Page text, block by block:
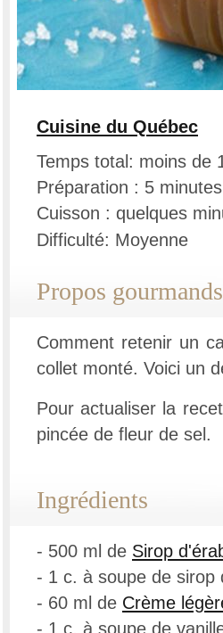
Cuisine du Québec
Temps total: moins de
Préparation : 5 minutes
Cuisson : quelques
Difficulté: Moyenne
Propos gourmands
Comment retenir un
collet monté. Voici un
Pour actualiser la
pincée de fleur de sel.
Ingrédients
- 500 ml de Sirop
- 1 c. à soupe de sirop
- 60 ml de Crème
- 1 c. à soupe de